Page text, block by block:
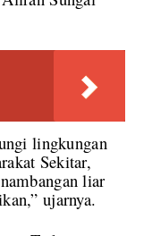
lingkungan
Sekitar,
liar
ujarnya.